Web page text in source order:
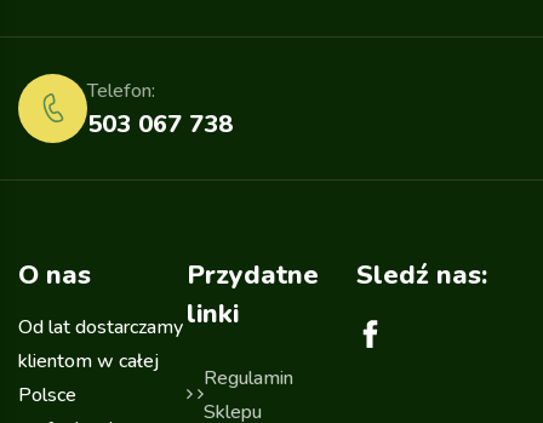
503 067 738
Telefon:
O nas
Od lat dostarczamy
klientom w całej
Polsce
Przydatne
linki
Regulamin
Sklepu
Sledź nas: